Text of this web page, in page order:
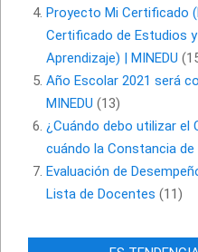
Proyecto Mi Certificado
Certificado de Estudios
Aprendizaje) | MINEDU
Año Escolar 2021 será
MINEDU (13)
¿Cuándo debo utilizar el
cuándo la Constancia
Evaluación de
Lista de Docentes (11)